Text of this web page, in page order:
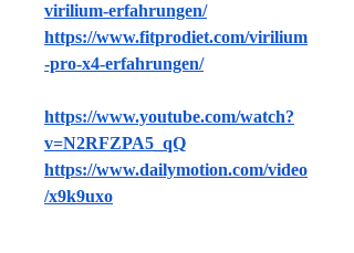
virilium-erfahrungen/
https://www.fitprodiet.com/virilium
-pro-x4-erfahrungen/
https://www.youtube.com/watch?
v=N2RFZPA5_qQ
https://www.dailymotion.com/video
/x9k9uxo